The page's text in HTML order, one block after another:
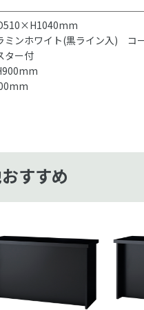
ミンホワイト(黒ライン入) コ
ター付
すすめ